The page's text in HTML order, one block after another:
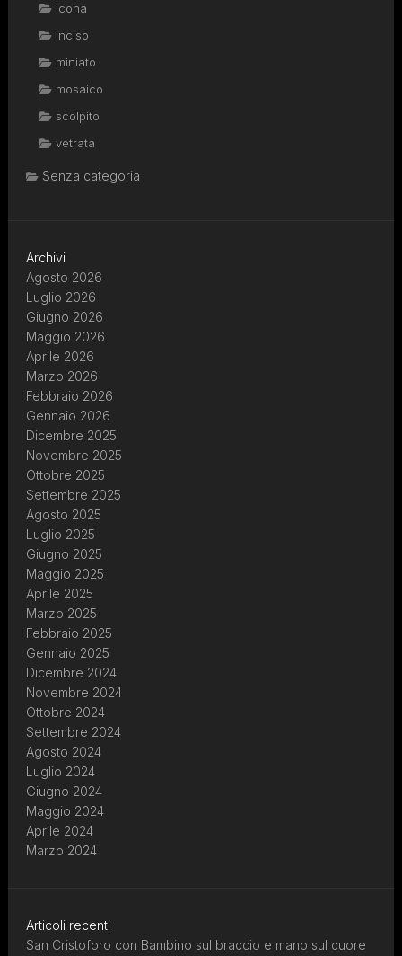
icona
inciso
miniato
mosaico
scolpito
vetrata
Senza categoria
Archivi
Agosto 2026
Luglio 2026
Giugno 2026
Maggio 2026
Aprile 2026
Marzo 2026
Febbraio 2026
Gennaio 2026
Dicembre 2025
Novembre 2025
Ottobre 2025
Settembre 2025
Agosto 2025
Luglio 2025
Giugno 2025
Maggio 2025
Aprile 2025
Marzo 2025
Febbraio 2025
Gennaio 2025
Dicembre 2024
Novembre 2024
Ottobre 2024
Settembre 2024
Agosto 2024
Luglio 2024
Giugno 2024
Maggio 2024
Aprile 2024
Marzo 2024
Articoli recenti
San Cristoforo con Bambino sul braccio e mano sul cuore